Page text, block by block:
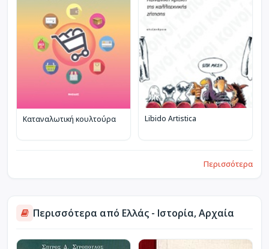
Καταναλωτική κουλτούρα Libido Artistica
Περισσότερα
Περισσότερα από Ελλάς - Ιστορία, Αρχαία